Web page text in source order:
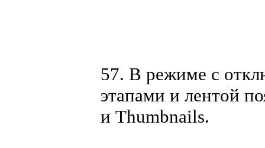
57. В режиме с
этапами и лентой
и Thumbnails.